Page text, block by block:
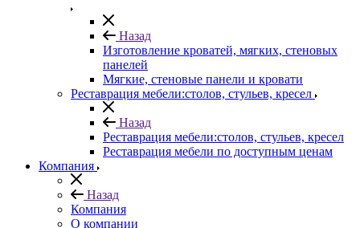
Назад
Изготовление кроватей, мягких, стеновых
панелей
Мягкие, стеновые панели и кровати
Реставрация мебели:столов, стульев, кресел
Назад
Реставрация мебели:столов, стульев, кресел
Реставрация мебели по доступным ценам
Компания
Назад
Компания
О компании